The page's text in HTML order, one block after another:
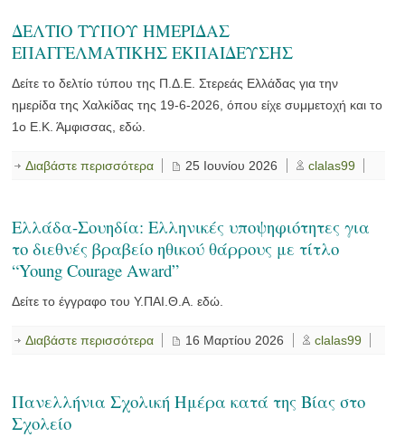
ΔΕΛΤΙΟ ΤΥΠΟΥ ΗΜΕΡΙΔΑΣ
ΕΠΑΓΓΕΛΜΑΤΙΚΗΣ ΕΚΠΑΙΔΕΥΣΗΣ
Δείτε το δελτίο τύπου της Π.Δ.Ε. Στερεάς Ελλάδας για την
ημερίδα της Χαλκίδας της 19-6-2026, όπου είχε συμμετοχή και το
1ο Ε.Κ. Άμφισσας, εδώ.
Διαβάστε περισσότερα 25 Ιουνίου 2026 clalas99
Ελλάδα-Σουηδία: Ελληνικές υποψηφιότητες για
το διεθνές βραβείο ηθικού θάρρους με τίτλο
“Young Courage Award”
Δείτε το έγγραφο του Υ.ΠΑΙ.Θ.Α. εδώ.
Διαβάστε περισσότερα 16 Μαρτίου 2026 clalas99
Πανελλήνια Σχολική Ημέρα κατά της Βίας στο
Σχολείο